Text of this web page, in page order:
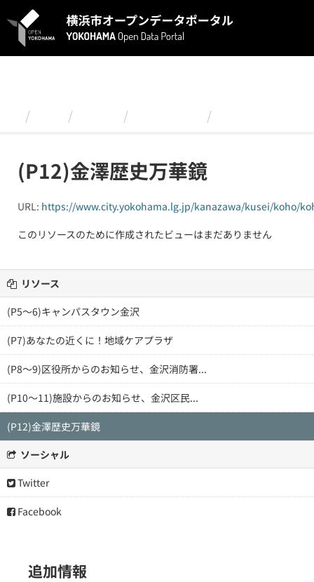
キ
(P12)金澤歴史万華鏡
URL: https://www.city.yokohama.lg.jp/kanazawa/kusei/koho/
このリソースのために作成されたビューはまだありません
リソース
(P5～6)キャンパスタウン金沢
(P7)あなたの近くに！地域ケアプラザ
(P8～9)区役所からのお知らせ、金沢消防署...
(P10～11)施設からのお知らせ、金沢区民...
(P12)金澤歴史万華鏡
ソーシャル
Twitter
Facebook
追加情報